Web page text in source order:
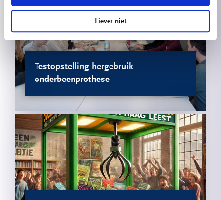
Liever niet
Testopstelling hergebruik
onderbeenprothese